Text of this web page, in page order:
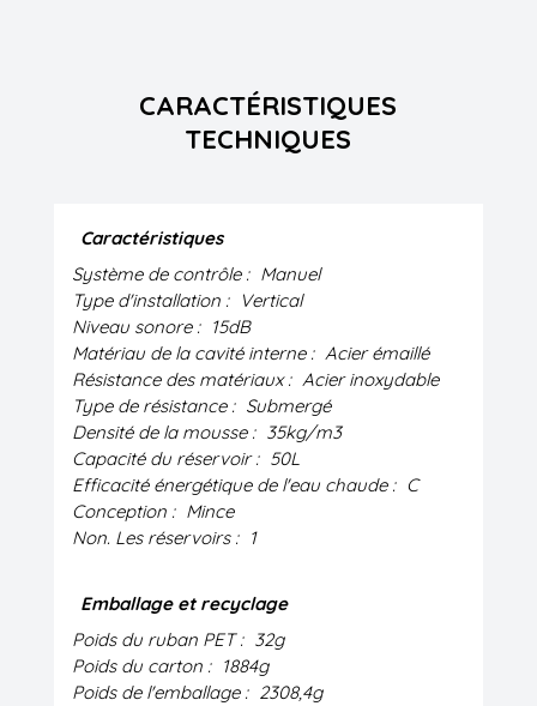
CARACTÉRISTIQUES
TECHNIQUES
Caractéristiques
Système de contrôle : Manuel
Type d'installation : Vertical
Niveau sonore : 15dB
Matériau de la cavité interne : Acier émaillé
Résistance des matériaux : Acier inoxydable
Type de résistance : Submergé
Densité de la mousse : 35kg/m3
Capacité du réservoir : 50L
Efficacité énergétique de l'eau chaude : C
Conception : Mince
Non. Les réservoirs : 1
Emballage et recyclage
Poids du ruban PET : 32g
Poids du carton : 1884g
Poids de l'emballage : 2308,4g